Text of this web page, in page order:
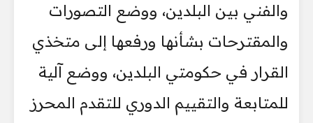
والفني بين البلدين، ووضع التصورات
والمقترحات بشأنها ورفعها إلى متخذي
القرار في حكومتي البلدين، ووضع آلية
للمتابعة والتقييم الدوري للتقدم المحرز